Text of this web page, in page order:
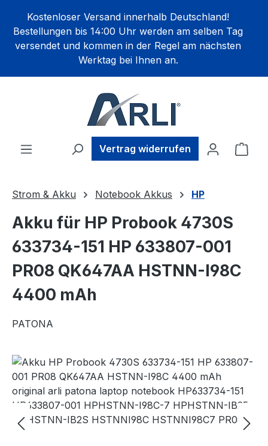
springen
Kostenloser Versand innerhalb Deutschland!
Bestellungen bis 14:00 Uhr werden am selben Tag
versendet und kommen in der Regel am nächsten
Werktag bei Ihnen an.
Vertrag widerrufen
Strom & Akku Notebook Akkus HP
Akku für HP Probook 4730S
633734-151 HP 633807-001
PR08 QK647AA HSTNN-I98C
4400 mAh
PATONA
Bildergalerie überspringen